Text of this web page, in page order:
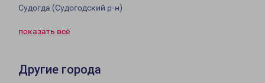
Судогда (Судогодский р-н)
показать всё
Другие города